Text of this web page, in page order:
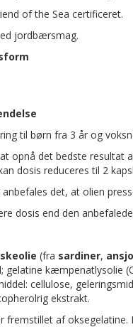
of the Sea certificeret.
jordbærsmag.
til børn fra 3 år og
opnå det bedste resultat
dosis reduceres til 2
det, at olien
dosis end den
(fra sardiner,
gelatine kæmpenatlysolie
cellulose,
ekstrakt.
fremstillet af